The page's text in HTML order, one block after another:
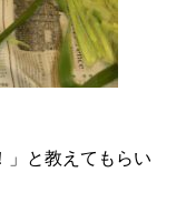
」と教えてもらい